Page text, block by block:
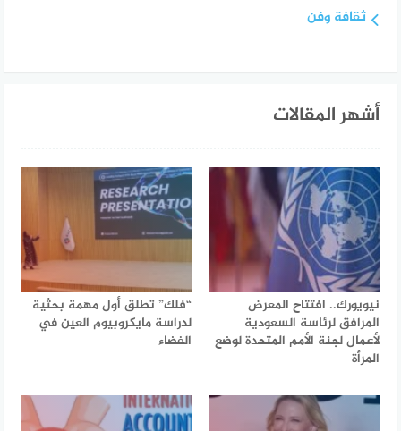
ثقافة وفن
أشهر المقالات
نيويورك.. افتتاح المعرض
المرافق لرئاسة السعودية
لأعمال لجنة الأمم المتحدة لوضع
المرأة
“فلك” تطلق أول مهمة بحثية
لدراسة مايكروبيوم العين في
الفضاء